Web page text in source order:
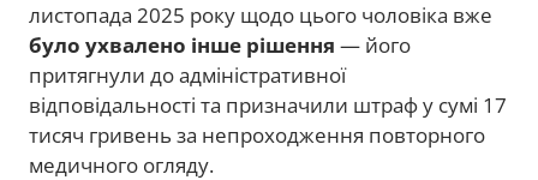
листопада 2025 року щодо цього чоловіка вже
було ухвалено інше рішення — його
притягнули до адміністративної
відповідальності та призначили штраф у сумі 17
тисяч гривень за непроходження повторного
медичного огляду.